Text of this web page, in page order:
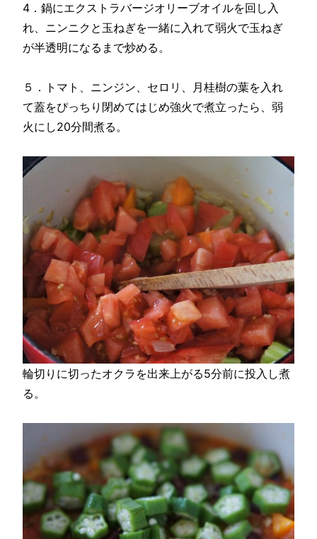
4．鍋にエクストラバージオリーブオイルを回し入
れ、ニンニクと玉ねぎを一緒に入れて弱火で玉ねぎ
が半透明になるまで炒める。
５．トマト、ニンジン、セロリ、月桂樹の葉を入れ
て蓋をぴっちり閉めてはじめ強火で煮立ったら、弱
火にし20分間煮る。
輪切りに切ったオクラを出来上がる5分前に投入し煮
る。